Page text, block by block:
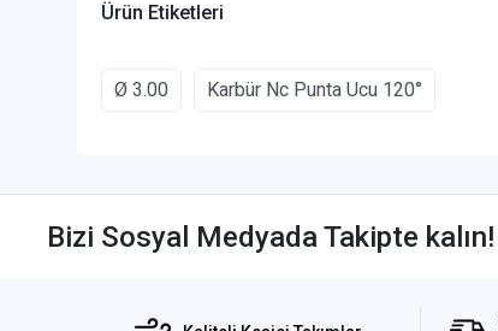
Ürün Etiketleri
Ø 3.00 Karbür Nc Punta Ucu 120°
Bizi Sosyal Medyada Takipte kalın!